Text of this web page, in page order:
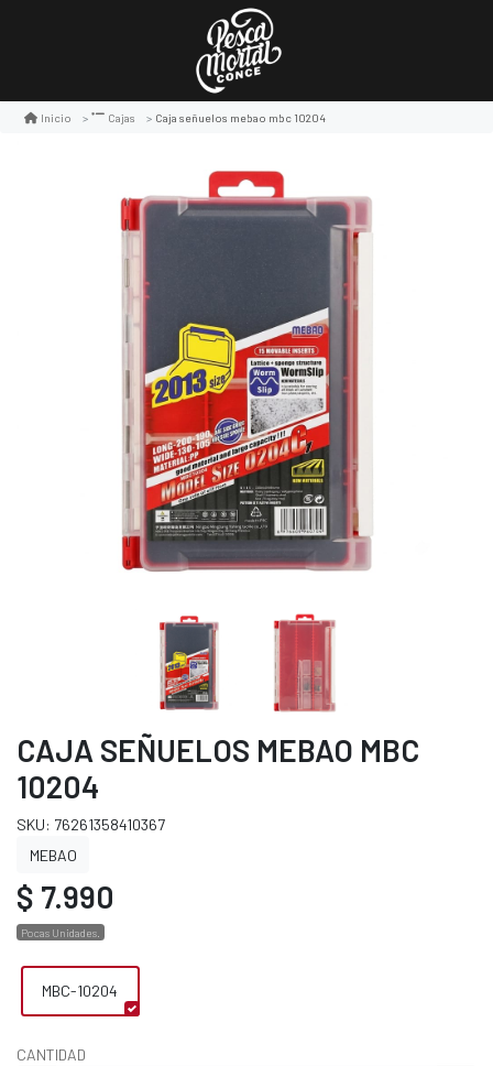
Inicio Cajas Caja señuelos mebao mbc 10204
CAJA SEÑUELOS MEBAO MBC
10204
SKU: 76261358410367
MEBAO
$ 7.990
Pocas Unidades.
MBC-10204
CANTIDAD